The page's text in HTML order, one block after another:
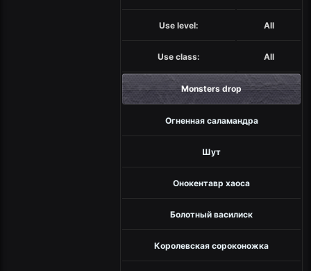
Use level: All
Use class: All
Monsters drop
Огненная саламандра
Шут
Онокентавр хаоса
Болотный василиск
Королевская сороконожка